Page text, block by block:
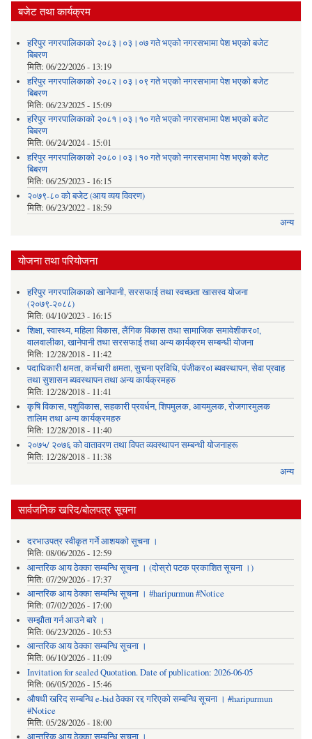
बजेट तथा कार्यक्रम
हरिपुर नगरपालिकाको २०८३।०३।०७ गते भएको नगरसभामा पेश भएको बजेट
बिबरण
मिति: 06/22/2026 - 13:19
हरिपुर नगरपालिकाको २०८२।०३।०९ गते भएको नगरसभामा पेश भएको बजेट
बिबरण
मिति: 06/23/2025 - 15:09
हरिपुर नगरपालिकाको २०८१।०३।१० गते भएको नगरसभामा पेश भएको बजेट
बिबरण
मिति: 06/24/2024 - 15:01
हरिपुर नगरपालिकाको २०८०।०३।१० गते भएको नगरसभामा पेश भएको बजेट
बिबरण
मिति: 06/25/2023 - 16:15
२०७९-८० को बजेट (आय व्यय विवरण)
मिति: 06/23/2022 - 18:59
अन्य
योजना तथा परियोजना
हरिपुर नगरपालिकाको खानेपानी, सरसफाई तथा स्वच्छता खासस्व योजना
(२०७९-२०८८)
मिति: 04/10/2023 - 16:15
शिक्षा, स्वास्थ्य, महिला विकास, लैंगिक विकास तथा सामाजिक समावेशीकर०ा,
वालवालीका, खानेपानी तथा सरसफाई तथा अन्य कार्यक्रम सम्बन्धी योजना
मिति: 12/28/2018 - 11:42
पदाधिकारी क्षमता, कर्मचारी क्षमता, सुचना प्रविधि, पंजीकर०ा ब्यवस्थापन, सेवा प्रवाह
तथा सुशासन ब्यवस्थापन तथा अन्य कार्यक्रमहरु
मिति: 12/28/2018 - 11:41
कृषि विकास, पशुविकास, सहकारी प्रवर्धन, शिपमुलक, आयमुलक, रोजगारमुलक
तालिम तथा अन्य कार्यक्रमहरु
मिति: 12/28/2018 - 11:40
२०७५/ २०७६ को वातावरण तथा विपत व्यवस्थापन सम्बन्धी योजनाहरू
मिति: 12/28/2018 - 11:38
अन्य
सार्वजनिक खरिद/बोलपत्र सूचना
दरभाउपत्र स्वीकृत गर्ने आशयको सूचना ।
मिति: 08/06/2026 - 12:59
आन्तरिक आय ठेक्का सम्बन्धि सूचना । (दोस्रो पटक प्रकाशित सूचना ।)
मिति: 07/29/2026 - 17:37
आन्तरिक आय ठेक्का सम्बन्धि सूचना । #haripurmun #Notice
मिति: 07/02/2026 - 17:00
सम्झौता गर्न आउने बारे ।
मिति: 06/23/2026 - 10:53
आन्तरिक आय ठेक्का सम्बन्धि सूचना ।
मिति: 06/10/2026 - 11:09
Invitation for sealed Quotation. Date of publication: 2026-06-05
मिति: 06/05/2026 - 15:46
औषधी खरिद सम्बन्धि e-bid ठेक्का रद्द गरिएको सम्बन्धि सूचना । #haripurmun
#Notice
मिति: 05/28/2026 - 18:00
आन्तरिक आय ठेक्का सम्बन्धि सूचना ।